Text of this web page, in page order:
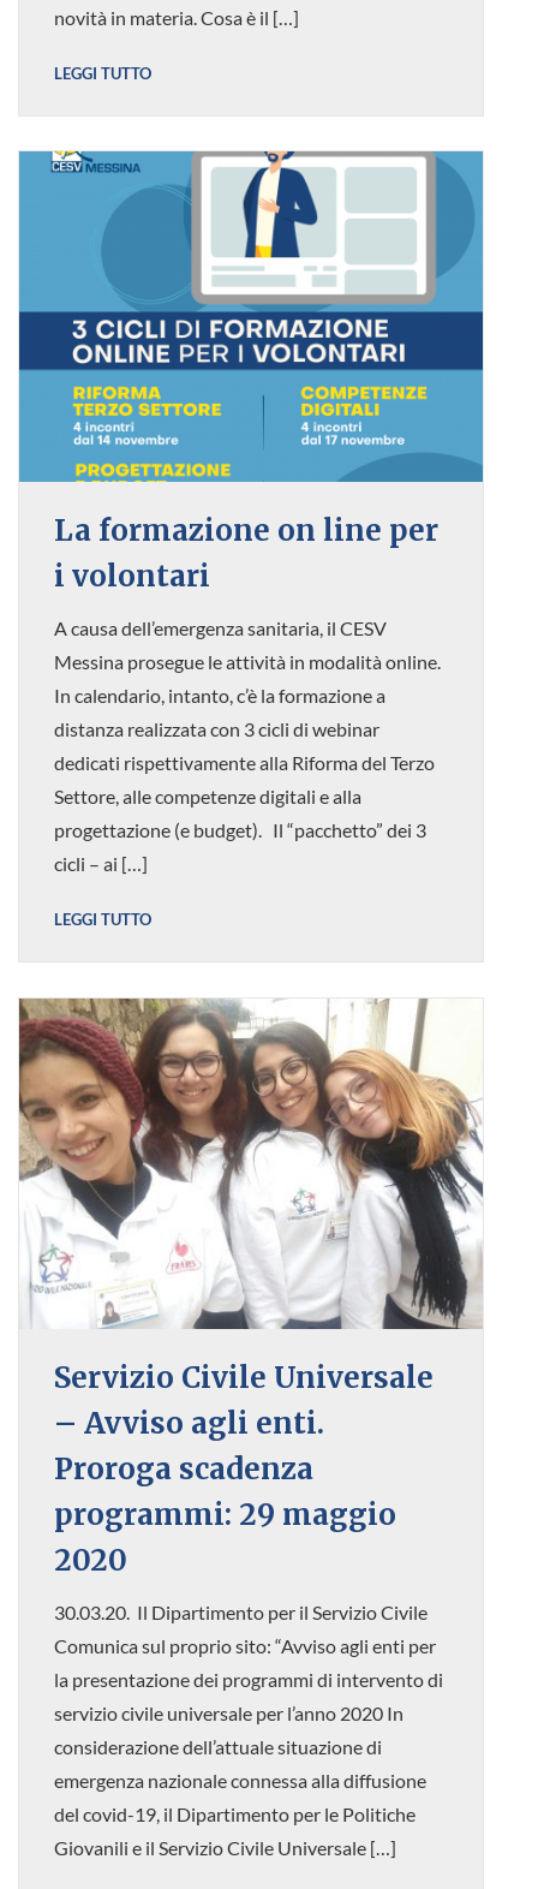
novità in materia. Cosa è il […]
LEGGI TUTTO
La formazione on line per
i volontari
A causa dell’emergenza sanitaria, il CESV
Messina prosegue le attività in modalità online.
In calendario, intanto, c’è la formazione a
distanza realizzata con 3 cicli di webinar
dedicati rispettivamente alla Riforma del Terzo
Settore, alle competenze digitali e alla
progettazione (e budget). Il “pacchetto” dei 3
cicli – ai […]
LEGGI TUTTO
Servizio Civile Universale
– Avviso agli enti.
Proroga scadenza
programmi: 29 maggio
2020
30.03.20. Il Dipartimento per il Servizio Civile
Comunica sul proprio sito: “Avviso agli enti per
la presentazione dei programmi di intervento di
servizio civile universale per l’anno 2020 In
considerazione dell’attuale situazione di
emergenza nazionale connessa alla diffusione
del covid-19, il Dipartimento per le Politiche
Giovanili e il Servizio Civile Universale […]